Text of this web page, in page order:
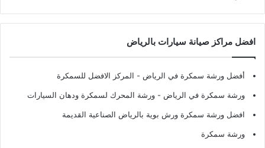
افضل مراكز صيانة سيارات بالرياض
أفضل ورشة سمكرة في الرياض - المركز الافضل للسمكرة
ورشة سمكرة في الرياض - ورشة المحرك لسمكرة ودهان السيارات
افضل ورشة سمكرة ورش بوية بالرياض الصناعية القديمة
ورشة سمكرة